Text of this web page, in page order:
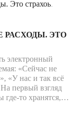
бизнес.
РАСХОДЫ. ЭТО
электронный
«Сейчас не
«У нас и так всё
первый взгляд
где-то хранятся,